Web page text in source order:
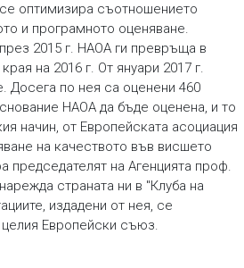
оптимизира съотношението
и програмното оценяване.
2015 г. НАОА ги превръща в
на 2016 г. От януари 2017 г.
Досега по нея са оценени 460
НАОА да бъде оценена, и то
начин, от Европейската асоциация
на качеството във висшето
председателят на Агенцията проф.
страната ни в "Клуба на
издадени от нея, се
целия Европейски съюз.